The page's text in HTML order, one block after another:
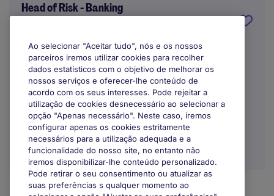
Head of Risk - Banking
Lisbon
Indefinido
Ao selecionar "Aceitar tudo", nós e os nossos
parceiros iremos utilizar cookies para recolher
dados estatísticos com o objetivo de melhorar os
nossos serviços e oferecer-lhe conteúdo de
acordo com os seus interesses. Pode rejeitar a
utilização de cookies desnecessário ao selecionar a
opção "Apenas necessário". Neste caso, iremos
configurar apenas os cookies estritamente
necessários para a utilização adequada e a
funcionalidade do nosso site, no entanto não
iremos disponibilizar-lhe conteúdo personalizado.
Pode retirar o seu consentimento ou atualizar as
suas preferências s qualquer momento ao